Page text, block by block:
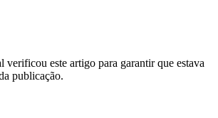
verificou este artigo para garantir que estava
publicação.